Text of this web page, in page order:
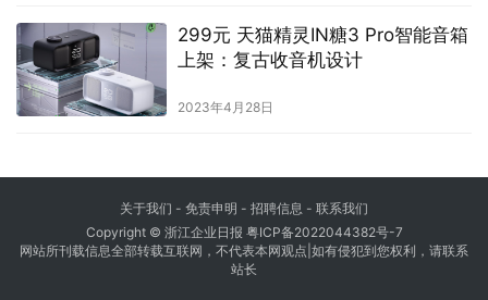
299元 天猫精灵IN糖3 Pro智能音箱
上架：复古收音机设计
2023年4月28日
关于我们 - 免责申明 - 招聘信息 - 联系我们
Copyright © 浙江企业日报 粤ICP备2022044382号-7
网站所刊载信息全部转载互联网，不代表本网观点|如有侵犯到您权利，请联系
站长